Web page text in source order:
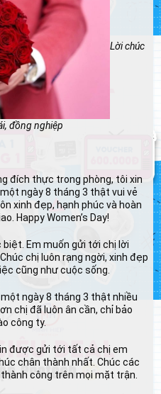
Lời chúc
đồng nghiệp
đích thực trong phòng, tôi xin
ngày 8 tháng 3 thật vui vẻ
xinh đẹp, hạnh phúc và hoàn
Happy Women’s Day!
Em muốn gửi tới chị lời
chị luôn rạng ngời, xinh đẹp
cũng như cuộc sống.
một ngày 8 tháng 3 thật nhiều
chị đã luôn ân cần, chỉ bảo
công ty.
được gửi tới tất cả chị em
chân thành nhất. Chúc các
công trên mọi mặt trận.